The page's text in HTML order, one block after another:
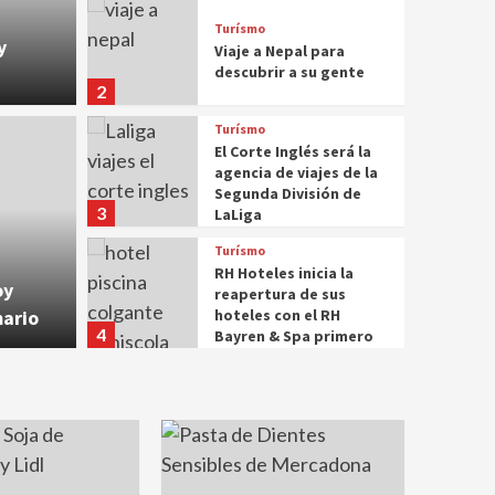
bajar el colesterol
2
Turísmo
Viaje a Nepal para
descubrir a su gente
3
Turísmo
El Corte Inglés será la
agencia de viajes de la
Segunda División de
LaLiga
4
Turísmo
RH Hoteles inicia la
reapertura de sus
hoteles con el RH
Bayren & Spa primero
cadenas hoteleras más
grandes del mundo